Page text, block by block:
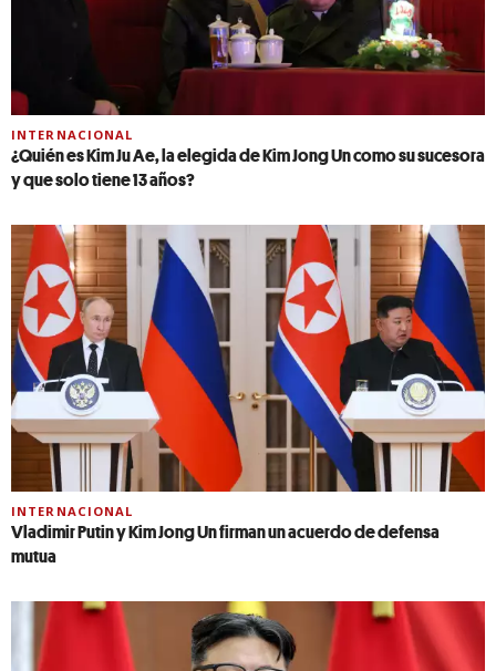
INTERNACIONAL
¿Quién es Kim Ju Ae, la elegida de Kim Jong Un como su sucesora
y que solo tiene 13 años?
INTERNACIONAL
Vladimir Putin y Kim Jong Un firman un acuerdo de defensa
mutua